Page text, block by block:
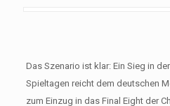
Das Szenario ist klar: Ein Sieg in
Spieltagen reicht dem deutschen
zum Einzug in das Final Eight der